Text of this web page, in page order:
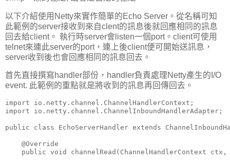
以下介紹使用Netty來實作簡單的Echo Server。從名稱可知
此範例的server接收到來自clent的訊息後就回應相同的訊息
回去給client。 執行時server會listen一個port。client可使用
telnet來連此server的port，連上後client便可開始送訊息，
server收到後也會回應相同的訊息回去。
首先直接撰寫handler部份，handler負責處理Netty產生的I/O
event. 此範例的重點就是將收到的訊息再回傳回去。
import io.netty.channel.ChannelHandlerContext;
import io.netty.channel.ChannelInboundHandlerAdapter;
public class EchoServerHandler extends
    @Override
public void channelRead(ChannelHandlerContext ctx,